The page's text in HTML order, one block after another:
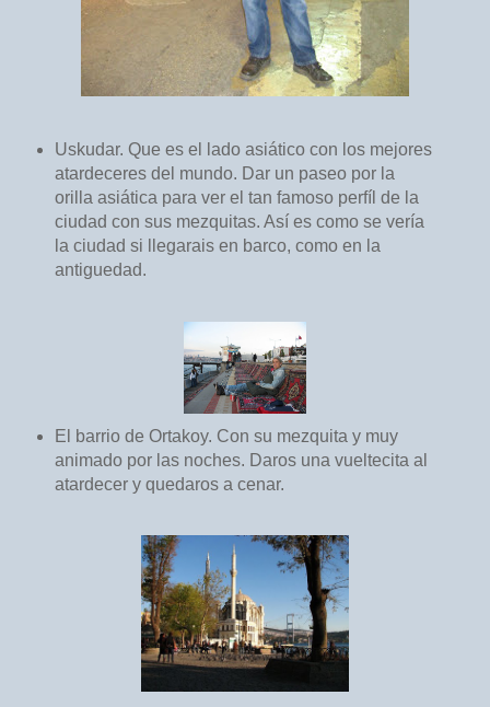
Uskudar. Que es el lado asiático con los mejores
atardeceres del mundo. Dar un paseo por la
orilla asiática para ver el tan famoso perfíl de la
ciudad con sus mezquitas. Así es como se vería
la ciudad si llegarais en barco, como en la
antiguedad.
El barrio de Ortakoy. Con su mezquita y muy
animado por las noches. Daros una vueltecita al
atardecer y quedaros a cenar.